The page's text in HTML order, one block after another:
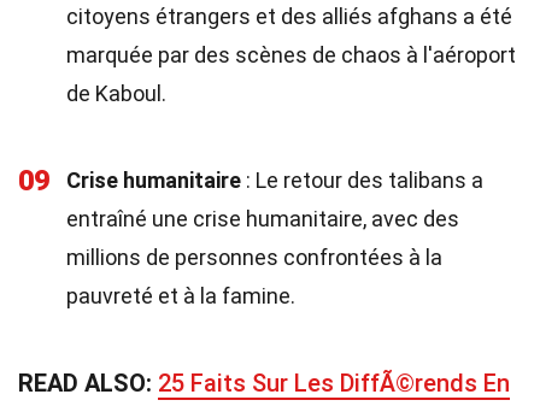
citoyens étrangers et des alliés afghans a été
marquée par des scènes de chaos à l'aéroport
de Kaboul.
09 Crise humanitaire : Le retour des talibans a
entraîné une crise humanitaire, avec des
millions de personnes confrontées à la
pauvreté et à la famine.
READ ALSO: 25 Faits Sur Les DiffÃ©rends En